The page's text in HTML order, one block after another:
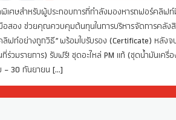
เศษสำหรับผู้ประกอบการที่กำลังมองหารถฟอร์คลิ
อสอง ช่วยคุณควบคุมต้นทุนในการบริหารจัดการคลั
ลิฟท์อย่างถูกวิธี” พร้อมใบรับรอง (Certificate) หลัง
มรายการ) รับฟรี! ชุดอะไหล่ PM แท้ (ชุดน้ำมันเครื่อ
– 30 กันยายน […]